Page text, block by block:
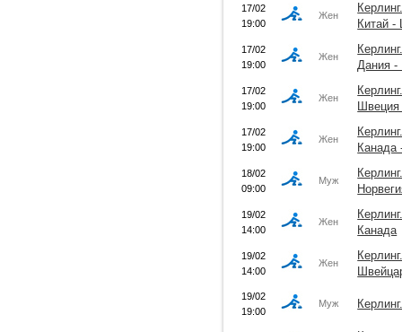
17/02
19:00
Жен
Китай -
17/02
19:00
Жен
Дания -
17/02
19:00
Жен
Швеция
17/02
19:00
Жен
Канада
18/02
09:00
Муж
19/02
14:00
Жен
Канада
19/02
14:00
Жен
19/02
19:00
Муж